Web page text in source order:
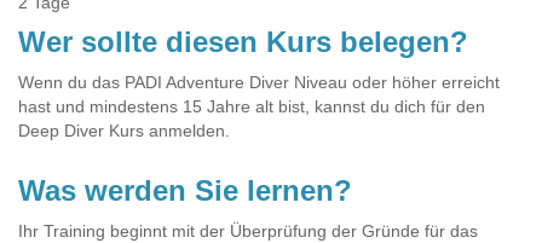
Wer sollte diesen Kurs belegen?
Wenn du das PADI Adventure Diver Niveau oder höher erreicht
hast und mindestens 15 Jahre alt bist, kannst du dich für den
Deep Diver Kurs anmelden.
Was werden Sie lernen?
Ihr Training beginnt mit der Überprüfung der Gründe für das